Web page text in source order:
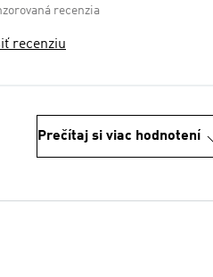
recenzia
recenziu
Prečítaj si viac hodnotení